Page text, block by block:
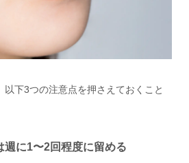
以下3つの注意点を押さえておくこと
週に1〜2回程度に留める